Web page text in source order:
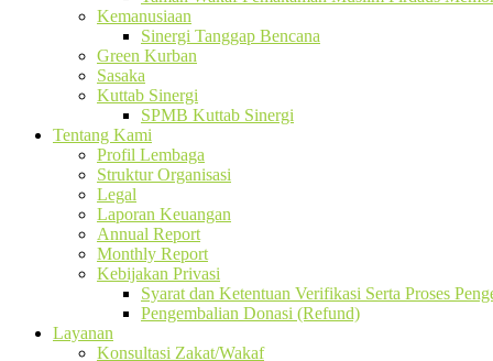
Kemanusiaan
Sinergi Tanggap Bencana
Green Kurban
Sasaka
Kuttab Sinergi
SPMB Kuttab Sinergi
Tentang Kami
Profil Lembaga
Struktur Organisasi
Legal
Laporan Keuangan
Annual Report
Monthly Report
Kebijakan Privasi
Syarat dan Ketentuan Verifikasi Serta Proses
Pengembalian Donasi (Refund)
Layanan
Konsultasi Zakat/Wakaf